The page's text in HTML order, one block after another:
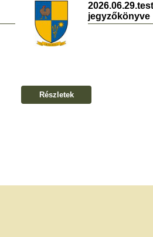
jegyzőkönyve
Részletek